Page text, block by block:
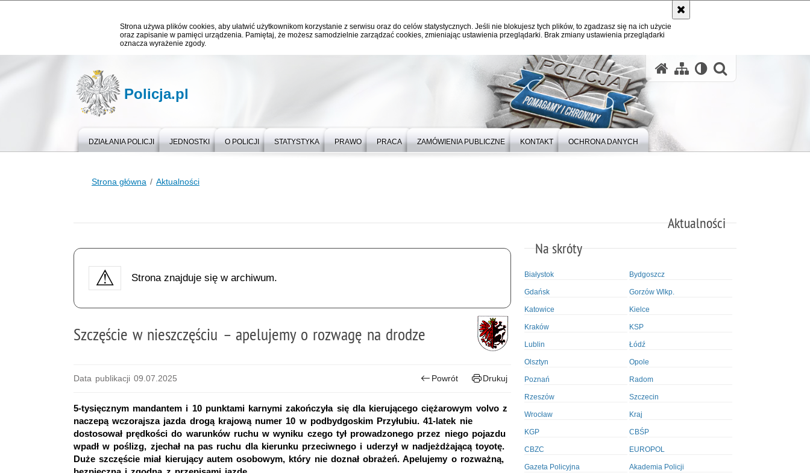
Strona używa plików cookies, aby ułatwić użytkownikom korzystanie z serwisu oraz do celów statystycznych. Jeśli nie blokujesz tych plików, to zgadzasz się na ich użycie
oraz zapisanie w pamięci urządzenia. Pamiętaj, że możesz samodzielnie zarządzać cookies, zmieniając ustawienia przeglądarki. Brak zmiany ustawienia przeglądarki
oznacza wyrażenie zgody.
Policja.pl
DZIAŁANIA POLICJI JEDNOSTKI O POLICJI STATYSTYKA PRAWO PRACA ZAMÓWIENIA PUBLICZNE KONTAKT OCHRONA DANYCH
Strona główna Aktualności
Aktualności
Strona znajduje się w archiwum.
Szczęście w nieszczęściu – apelujemy o rozwagę na drodze
Data publikacji 09.07.2025 Powrót Drukuj
5-tysięcznym mandantem i 10 punktami karnymi zakończyła się dla kierującego ciężarowym volvo z
naczepą wczorajsza jazda drogą krajową numer 10 w podbydgoskim Przyłubiu. 41-latek nie
dostosował prędkości do warunków ruchu w wyniku czego tył prowadzonego przez niego pojazdu
wpadł w poślizg, zjechał na pas ruchu dla kierunku przeciwnego i uderzył w nadjeżdżającą toyotę.
Duże szczęście miał kierujący autem osobowym, który nie doznał obrażeń. Apelujemy o rozważną,
Na skróty
Białystok Bydgoszcz
Gdańsk Gorzów Wlkp.
Katowice Kielce
Kraków KSP
Lublin Łódź
Olsztyn Opole
Poznań Radom
Rzeszów Szczecin
Wrocław Kraj
KGP CBŚP
CBZC EUROPOL
Gazeta Policyjna Akademia Policji